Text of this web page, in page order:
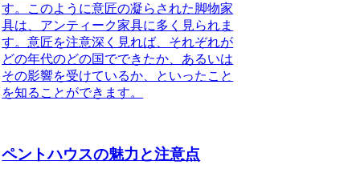
す。このように意匠の凝らされた脚物家
具は、アンティーク家具に多く見られま
す。意匠を注意深く見れば、それぞれが
どの年代のどの国でできたか、あるいは
その影響を受けているか、といったこと
を知ることができます。
ペントハウスの魅力と注意点